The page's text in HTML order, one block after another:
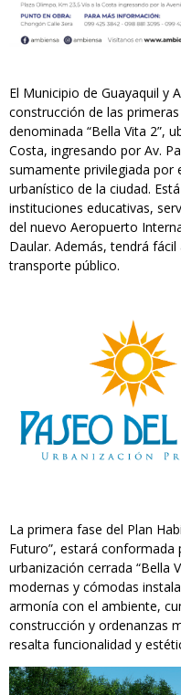
El Municipio de Guayaquil y
construcción de las
denominada “Bella Vita 2”,
Costa, ingresando por Av.
sumamente privilegiada por
urbanístico de la ciudad.
instituciones educativas,
del nuevo Aeropuerto
Daular. Además, tendrá
transporte público.
La primera fase del Plan
Futuro”, estará conformada
urbanización cerrada “Bella
modernas y cómodas
armonía con el ambiente,
construcción y ordenanzas
resalta funcionalidad y